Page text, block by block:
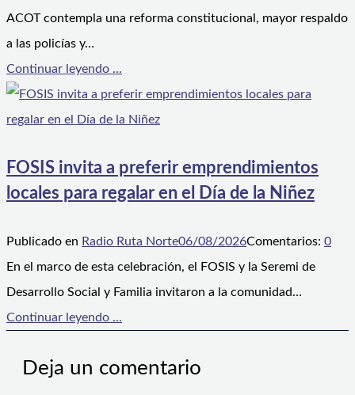
ACOT contempla una reforma constitucional, mayor respaldo
a las policías y…
Continuar leyendo ...
FOSIS invita a preferir emprendimientos
locales para regalar en el Día de la Niñez
Publicado en Radio Ruta Norte06/08/2026Comentarios: 0
En el marco de esta celebración, el FOSIS y la Seremi de
Desarrollo Social y Familia invitaron a la comunidad…
Continuar leyendo ...
Deja un comentario